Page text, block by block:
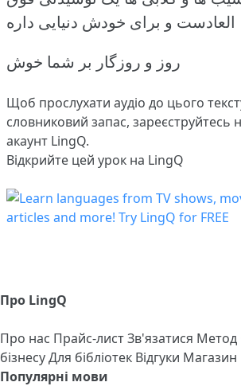
العادست و برای خودش دنیایی داره
روز و روزگار بر شما خوش
Щоб прослухати аудіо до цього
словниковий запас, зареєструйтесь
акаунт LingQ.
Відкрийте цей урок на LingQ
Про LingQ
Про нас Прайс-листЗв'язатися Метод
бізнесуДля бібліотек Відгуки Магазин
Популярні мови